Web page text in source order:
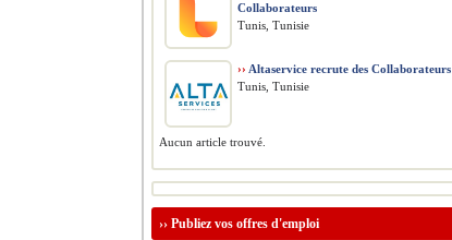
Collaborateurs
Tunis, Tunisie
›› Altaservice recrute des Collaborateurs
Tunis, Tunisie
Aucun article trouvé.
›› Publiez vos offres d'emploi